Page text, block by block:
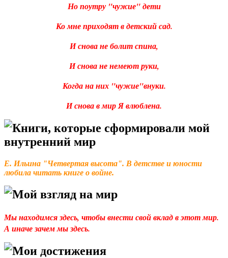
Но поутру "чужие" дети
Ко мне приходят в детский сад.
И снова не болит спина,
И снова не немеют руки,
Когда на них "чужие"внуки.
И снова в мир Я влюблена.
Книги, которые сформировали мой
внутренний мир
Е. Ильина "Четвертая высота". В детстве и юности
любила читать книге о войне.
Мой взгляд на мир
Мы находимся здесь, чтобы внести свой вклад в этот мир.
А иначе зачем мы здесь.
Мои достижения